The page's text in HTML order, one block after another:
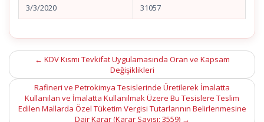
3/3/2020 31057
Post
navigation
← KDV Kısmı Tevkifat Uygulamasında Oran ve Kapsam
Değişiklikleri
Rafineri ve Petrokimya Tesislerinde Üretilerek İmalatta
Kullanılan ve İmalatta Kullanılmak Üzere Bu Tesislere Teslim
Edilen Mallarda Özel Tüketim Vergisi Tutarlarının Belirlenmesine
Dair Karar (Karar Sayısı: 3559) →